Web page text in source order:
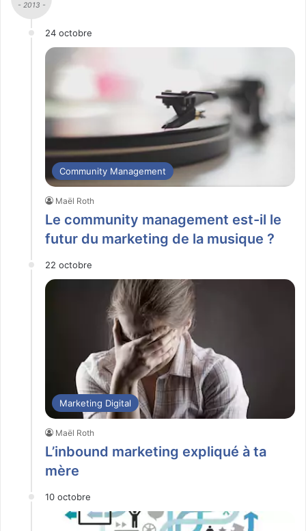
- 2013 -
24 octobre
Community Management
Maël Roth
Le community management est-il le
futur du marketing de la musique ?
22 octobre
Marketing Digital
Maël Roth
L’inbound marketing expliqué à ta
mère
10 octobre